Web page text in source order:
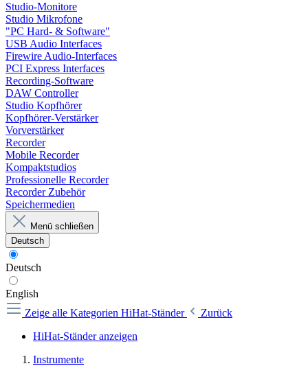
Studio-Monitore
Studio Mikrofone
"PC Hard- & Software"
USB Audio Interfaces
Firewire Audio-Interfaces
PCI Express Interfaces
Recording-Software
DAW Controller
Studio Kopfhörer
Kopfhörer-Verstärker
Vorverstärker
Recorder
Mobile Recorder
Kompaktstudios
Professionelle Recorder
Recorder Zubehör
Speichermedien
Menü schließen
Deutsch
Deutsch
English
Zeige alle Kategorien HiHat-Ständer
Zurück
HiHat-Ständer anzeigen
Instrumente